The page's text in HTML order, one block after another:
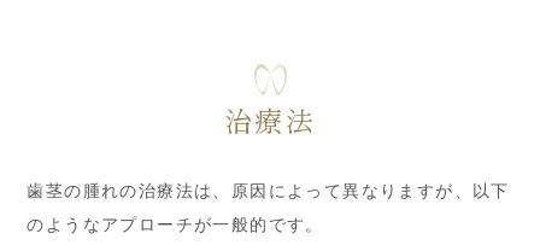
治療法
歯茎の腫れの治療法は、原因によって異なりますが、以下
のようなアプローチが一般的です。